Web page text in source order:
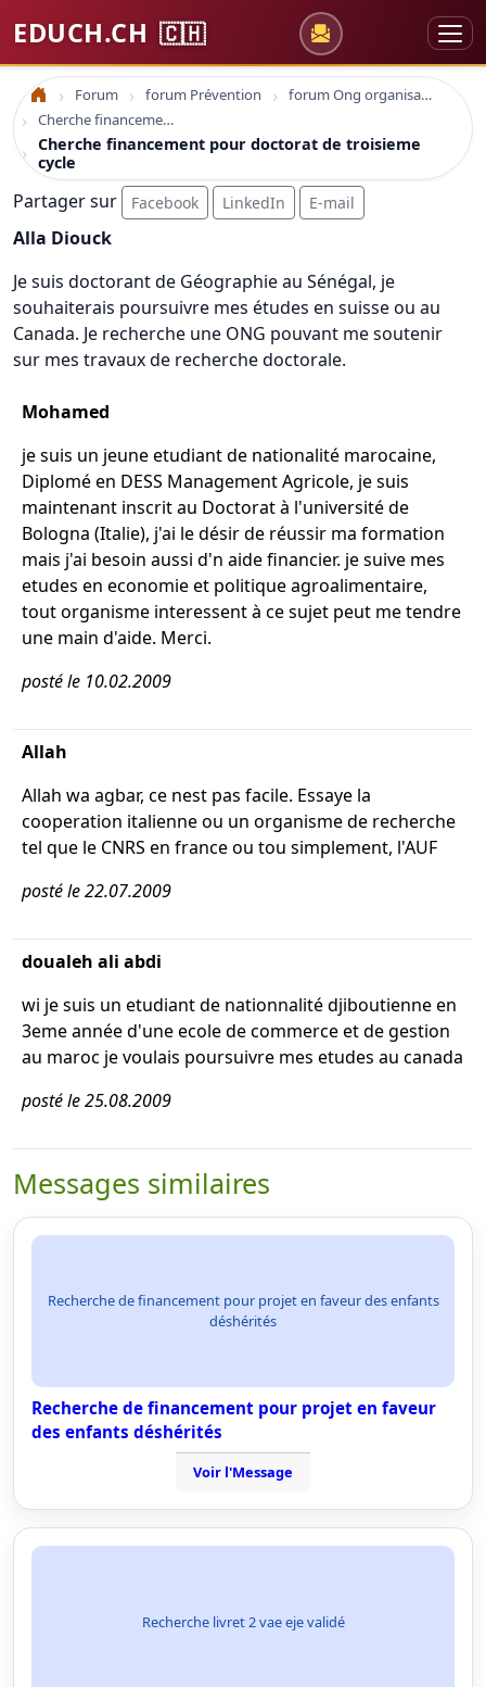
EDUCH.CH 🇨🇭
Accueil Forum forum Prévention
forum Ong organisations
Cherche financement pour doctorat de troisieme cycle
Cherche financement pour doctorat de troisieme
cycle
Partager sur Facebook LinkedIn E-mail
Alla Diouck
Je suis doctorant de Géographie au Sénégal, je
souhaiterais poursuivre mes études en suisse ou au
Canada. Je recherche une ONG pouvant me soutenir
sur mes travaux de recherche doctorale.
Mohamed
je suis un jeune etudiant de nationalité marocaine,
Diplomé en DESS Management Agricole, je suis
maintenant inscrit au Doctorat à l'université de
Bologna (Italie), j'ai le désir de réussir ma formation
mais j'ai besoin aussi d'n aide financier. je suive mes
etudes en economie et politique agroalimentaire,
tout organisme interessent à ce sujet peut me tendre
une main d'aide. Merci.
posté le 10.02.2009
Allah
Allah wa agbar, ce nest pas facile. Essaye la
cooperation italienne ou un organisme de recherche
tel que le CNRS en france ou tou simplement, l'AUF
posté le 22.07.2009
doualeh ali abdi
wi je suis un etudiant de nationnalité djiboutienne en
3eme année d'une ecole de commerce et de gestion
au maroc je voulais poursuivre mes etudes au canada
posté le 25.08.2009
Messages similaires
Recherche de financement pour projet en faveur des enfants
déshérités
Recherche de financement pour projet en faveur
des enfants déshérités
Voir l'Message
Recherche livret 2 vae eje validé